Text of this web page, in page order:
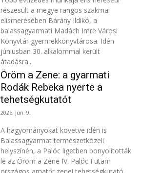
részesült a megye rangos szakmai
elismerésében Bárány Ildikó, a
balassagyarmati Madách Imre Városi
Könyvtár gyermekkönyvtárosa. Idén
júniusban 30. alkalommal került
átadásra...
Öröm a Zene: a gyarmati
Rodák Rebeka nyerte a
tehetségkutatót
2026. jún. 9.
A hagyományokat követve idén is
Balassagyarmat természetközeli
helyszínén, a Palóc ligetben bonyolították
le az Öröm a Zene IV. Palóc Futam